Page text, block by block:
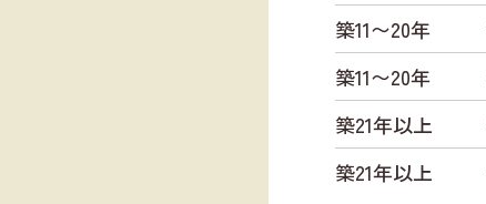
築11〜20年
築11〜20年
築21年以上
築21年以上